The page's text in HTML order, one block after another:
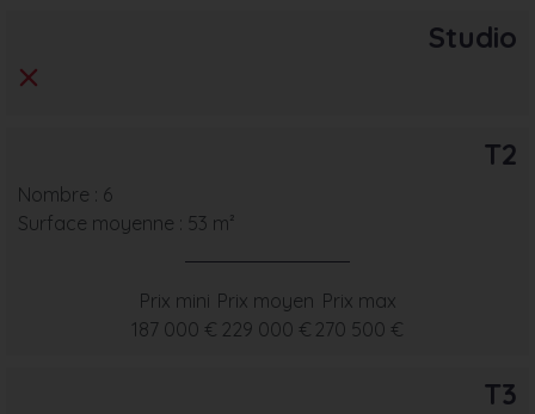
Studio
T2
Nombre : 6
Surface moyenne : 53 m²
Prix mini
187 000 €
Prix moyen
229 000 €
Prix max
270 500 €
T3